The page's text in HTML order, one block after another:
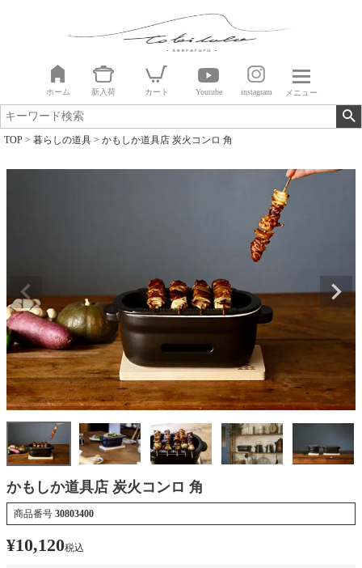
ホーム 新入荷 カート Youtube instagram メニュー
TOP 暮らしの道具 かもしか道具店 炭火コンロ 角
かもしか道具店 炭火コンロ 角
商品番号 30803400
¥10,120税込